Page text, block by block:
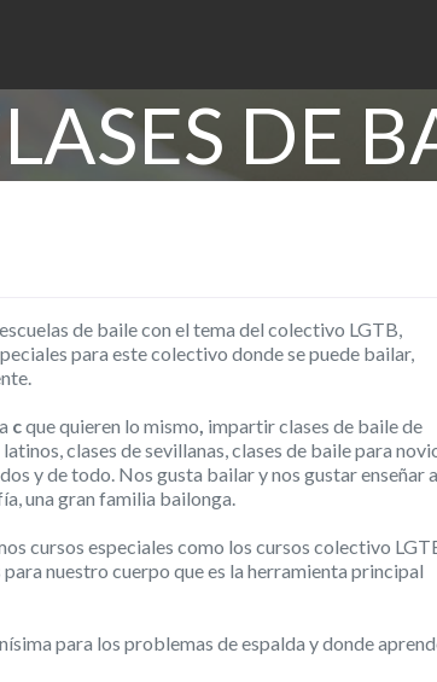
DE
de baile con el tema del colectivo LGTB,
para este colectivo donde se puede bailar,
cque quieren lo mismo, impartir clases de baile de
clases de sevillanas, clases de baile para
y de todo. Nos gusta bailar y nos gustar enseñar a
una gran familia bailonga.
cursos especiales como los cursos colectivo
nuestro cuerpo que es la herramienta principal
para los problemas de espalda y donde